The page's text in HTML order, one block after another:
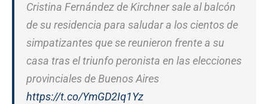
Cristina Fernández de Kirchner sale al balcón
de su residencia para saludar a los cientos de
simpatizantes que se reunieron frente a su
casa tras el triunfo peronista en las elecciones
provinciales de Buenos Aires
https://t.co/YmGD2Iq1Yz